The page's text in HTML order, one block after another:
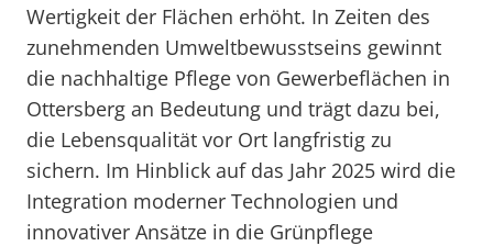
Wertigkeit der Flächen erhöht. In Zeiten des
zunehmenden Umweltbewusstseins gewinnt
die nachhaltige Pflege von Gewerbeflächen in
Ottersberg an Bedeutung und trägt dazu bei,
die Lebensqualität vor Ort langfristig zu
sichern. Im Hinblick auf das Jahr 2025 wird die
Integration moderner Technologien und
innovativer Ansätze in die Grünpflege